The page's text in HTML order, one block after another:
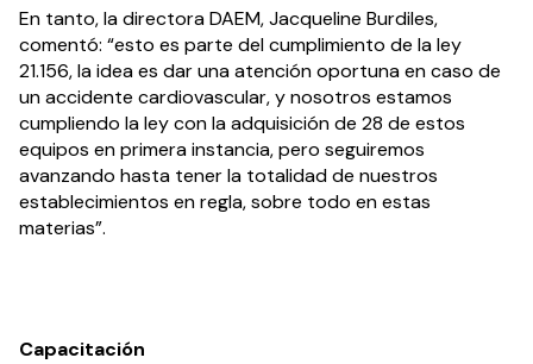
En tanto, la directora DAEM, Jacqueline Burdiles,
comentó: “esto es parte del cumplimiento de la ley
21.156, la idea es dar una atención oportuna en caso de
un accidente cardiovascular, y nosotros estamos
cumpliendo la ley con la adquisición de 28 de estos
equipos en primera instancia, pero seguiremos
avanzando hasta tener la totalidad de nuestros
establecimientos en regla, sobre todo en estas
materias”.
Capacitación